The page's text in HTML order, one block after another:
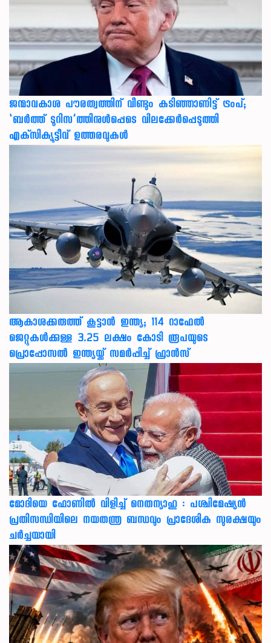
ജന്മാവകാശ പൗരത്വത്തിന് വീണ്ടും കടിഞ്ഞാണിട്ട് ട്രംപ്;
‘ബര്‍ത്ത് ടൂറിസ’ത്തിനുള്‍പ്പെടെ വിലക്കേര്‍പ്പെടുത്തി
എക്‌സിക്യൂട്ടീവ് ഉത്തരവുകള്‍
ആകാശക്കരുത്ത് കൂട്ടാൻ ഇന്ത്യ; 114 റാഫേൽ
ജെറ്റുകൾക്കുള്ള 3.25 ലക്ഷം കോടി രൂപയുടെ
പ്രൊപ്പോസൽ ഇന്ത്യയ്ക്ക് സമർപ്പിച്ച് ഫ്രാൻസ്
മോദിയെ ഫോണിൽ വിളിച്ച് നെതന്യാഹു : പശ്ചിമേഷ്യൻ
പ്രതിസന്ധിയിലെ നയതന്ത്ര ബന്ധവും പ്രാദേശിക സുരക്ഷയും
ചർച്ചയായി